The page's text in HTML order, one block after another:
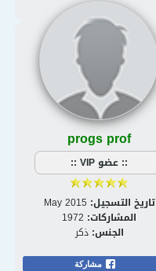
progs prof
:: عضو VIP ::
تاريخ التسجيل: May 2015
المشاركات: 1972
الجنس: ذكر
مشاركة